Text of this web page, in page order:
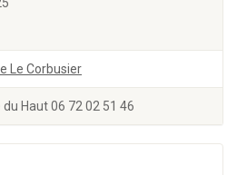
Le Corbusier
Haut 06 72 02 51 46